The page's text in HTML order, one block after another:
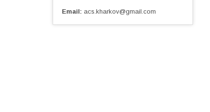
Email acs.kharkov@gmail.com